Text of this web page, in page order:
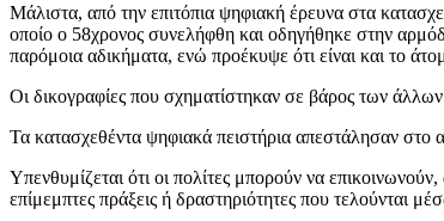
Μάλιστα, από την επιτόπια ψηφιακή έρευνα στα
οποίο ο 58χρονος συνελήφθη και οδηγήθηκε στην
παρόμοια αδικήματα, ενώ προέκυψε ότι είναι και το
Οι δικογραφίες που σχηματίστηκαν σε βάρος των
Τα κατασχεθέντα ψηφιακά πειστήρια απεστάλησαν
Υπενθυμίζεται ότι οι πολίτες μπορούν να
επίμεμπτες πράξεις ή δραστηριότητες που τελούνται